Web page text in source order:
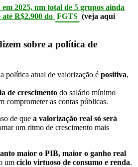
2025, um total de 5 grupos ainda
R$2.900 do FGTS (veja aqui
sobre a política de
política atual de valorização é positiva,
de crescimento do salário mínimo
comprometer as contas públicas.
de que a valorização real só será
um ritmo de crescimento mais
maior o PIB, maior o ganho real
um ciclo virtuoso de consumo e renda.